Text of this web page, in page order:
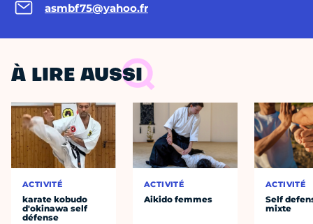
asmbf75@yahoo.fr
À LIRE AUSSI
ACTIVITÉ
karate kobudo
d'okinawa self
défense
ACTIVITÉ
Aikido femmes
ACTIVITÉ
Self
mixte